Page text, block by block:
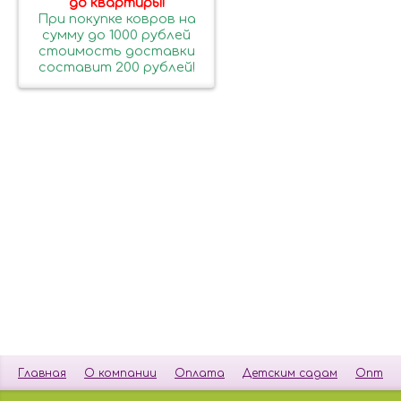
При покупке ковров на
сумму до 1000 рублей
стоимость доставки
составит 200 рублей!
Главная О компании Оплата Детским садам Опт